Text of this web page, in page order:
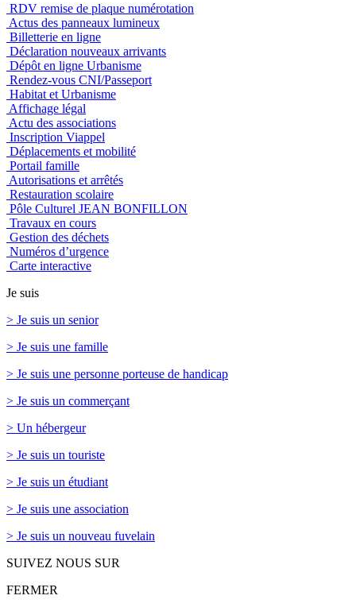
RDV remise de plaque numérotation
Actus des panneaux lumineux
Billetterie en ligne
Déclaration nouveaux arrivants
Dépôt en ligne Urbanisme
Rendez-vous CNI/Passeport
Habitat et Urbanisme
Affichage légal
Actu des associations
Inscription Viappel
Déplacements et mobilité
Portail famille
Autorisations et arrêtés
Restauration scolaire
Pôle Culturel JEAN BONFILLON
Travaux en cours
Gestion des déchets
Numéros d’urgence
Carte interactive
Je suis
> Je suis un senior
> Je suis une famille
> Je suis une personne porteuse de handicap
> Je suis un commerçant
> Un hébergeur
> Je suis un touriste
> Je suis un étudiant
> Je suis une association
> Je suis un nouveau fuvelain
SUIVEZ NOUS SUR
FERMER